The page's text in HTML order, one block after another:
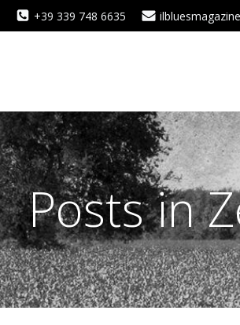
+39 339 748 6635
Posts in